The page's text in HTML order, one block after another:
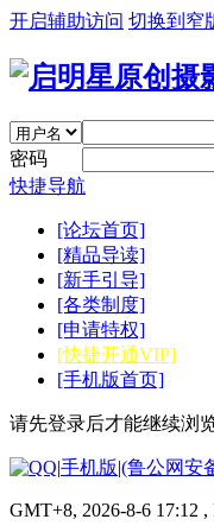
开启辅助访问 切换到窄
密码
快捷导航
[论坛首页]
[精品导读]
[新手引导]
[各类制度]
[申请特权]
[快捷开通VIP]
[手机版首页]
请先登录后才能继续浏
|手机版|(鲁公网安
GMT+8, 2026-8-6 17:12 ,